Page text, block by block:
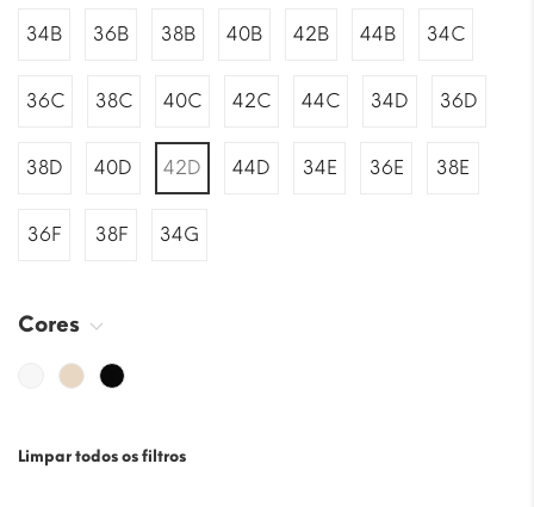
34B 36B 38B 40B 42B 44B 34C
36C 38C 40C 42C 44C 34D 36D
38D 40D 42D 44D 34E 36E 38E
36F 38F 34G
Cores
Limpar todos os filtros